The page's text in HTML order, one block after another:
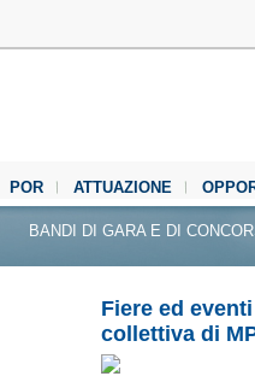
POR ATTUAZIONE
BANDI DI GARA E DI
Fiere ed
collettiva di